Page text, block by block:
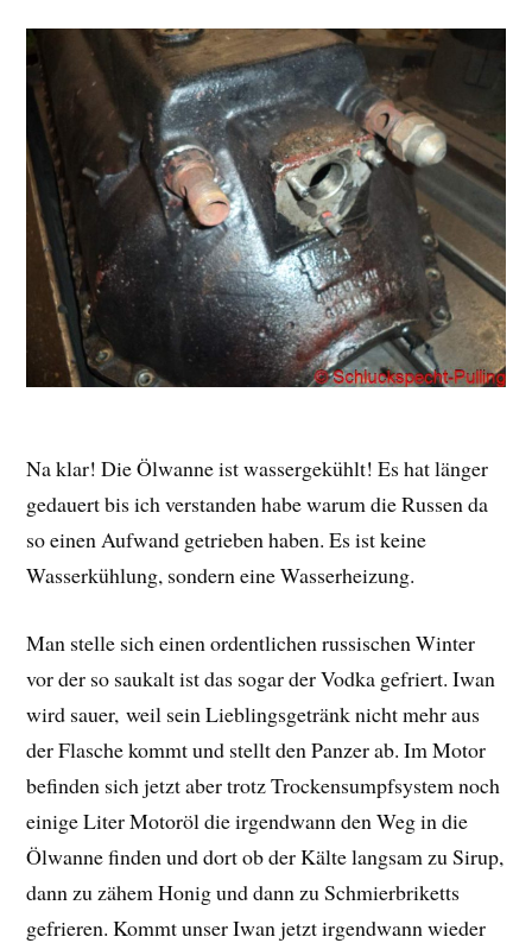
Na klar! Die Ölwanne ist wassergekühlt! Es hat länger
gedauert bis ich verstanden habe warum die Russen da
so einen Aufwand getrieben haben. Es ist keine
Wasserkühlung, sondern eine Wasserheizung.
Man stelle sich einen ordentlichen russischen Winter
vor der so saukalt ist das sogar der Vodka gefriert. Iwan
wird sauer, weil sein Lieblingsgetränk nicht mehr aus
der Flasche kommt und stellt den Panzer ab. Im Motor
befinden sich jetzt aber trotz Trockensumpfsystem noch
einige Liter Motoröl die irgendwann den Weg in die
Ölwanne finden und dort ob der Kälte langsam zu Sirup,
dann zu zähem Honig und dann zu Schmierbriketts
gefrieren. Kommt unser Iwan jetzt irgendwann wieder